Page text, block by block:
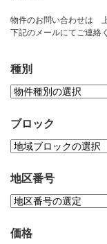
物件のお問い合わせは
下記のメールにてご連絡
種別
ブロック
地区番号
価格